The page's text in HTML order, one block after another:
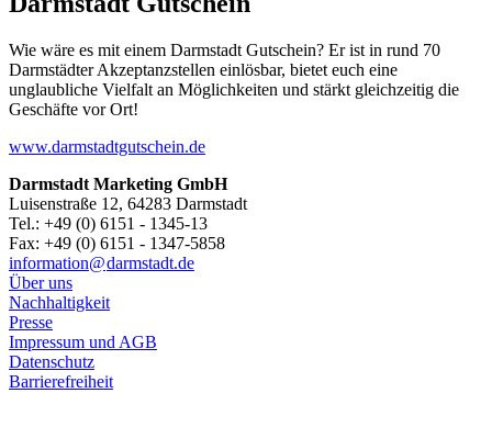
Wie wäre es mit einem Darmstadt Gutschein? Er ist in rund 70
Darmstädter Akzeptanzstellen einlösbar, bietet euch eine
unglaubliche Vielfalt an Möglichkeiten und stärkt gleichzeitig die
Geschäfte vor Ort!
www.darmstadtgutschein.de
Darmstadt Marketing GmbH
Luisenstraße 12, 64283 Darmstadt
Tel.: +49 (0) 6151 - 1345-13
Fax: +49 (0) 6151 - 1347-5858
information@darmstadt.de
Über uns
Nachhaltigkeit
Presse
Impressum und AGB
Datenschutz
Barrierefreiheit